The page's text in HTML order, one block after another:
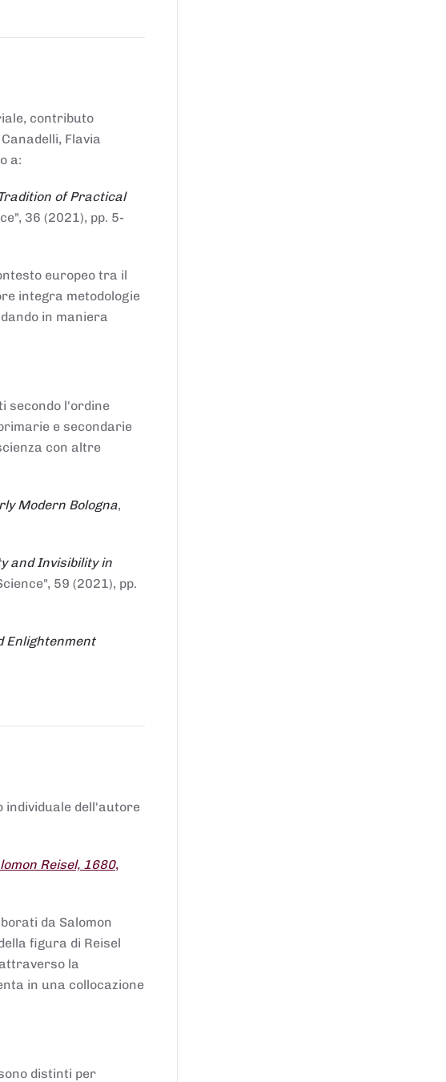
contributo
Flavia
a:
of Practical
36 (2021), pp. 5-
europeo tra il
integra metodologie
in maniera
secondo l'ordine
e secondarie
con altre
Modern Bologna,
and Invisibility in
59 (2021), pp.
Enlightenment
dell'autore
Reisel, 1680,
da Salomon
figura di Reisel
la
in una collocazione
distinti per